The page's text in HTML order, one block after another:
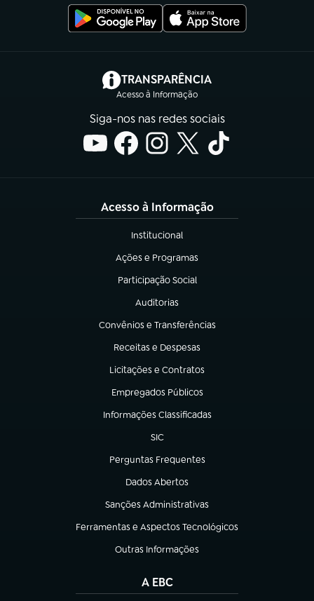
TRANSPARÊNCIA
Acesso à Informação
(abre em nova aba)
Siga-nos nas redes sociais
Acesso à Informação
Institucional
(abre em nova aba)
Ações e Programas
(abre em nova aba)
Participação Social
(abre em nova aba)
Auditorias
(abre em nova aba)
Convênios e Transferências
(abre em nova aba)
Receitas e Despesas
(abre em nova aba)
Licitações e Contratos
(abre em nova aba)
Empregados Públicos
(abre em nova aba)
Informações Classificadas
(abre em nova aba)
SIC
(abre em nova aba)
Perguntas Frequentes
(abre em nova aba)
Dados Abertos
(abre em nova aba)
Sanções Administrativas
(abre em nova aba)
Ferramentas e Aspectos Tecnológicos
(abre em nova aba)
Outras Informações
(abre em nova aba)
A EBC